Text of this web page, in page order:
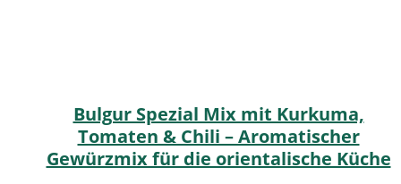
Bulgur Spezial Mix mit Kurkuma,
Tomaten & Chili – Aromatischer
Gewürzmix für die orientalische Küche